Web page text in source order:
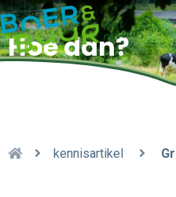
Hoe dan?
kennisartikel